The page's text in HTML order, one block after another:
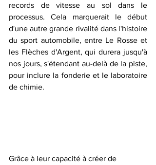
records de vitesse au sol dans le
processus. Cela marquerait le début
d'une autre grande rivalité dans l'histoire
du sport automobile, entre Le Rosse et
les Flèches d'Argent, qui durera jusqu'à
nos jours, s'étendant au-delà de la piste,
pour inclure la fonderie et le laboratoire
de chimie.
Grâce à leur capacité à créer de